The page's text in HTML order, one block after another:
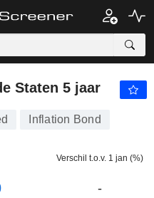
Staten 5 jaar
Inflation Bond
Verschil t.o.v. 1 jan (%)
-